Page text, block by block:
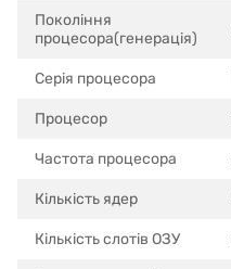
Покоління
процесора(генерація)
Серія процесора
Процесор
Частота процесора
Кількість ядер
Кількість слотів ОЗУ